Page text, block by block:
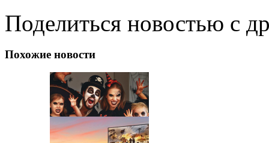
Поделиться новостью с
Похожие новости